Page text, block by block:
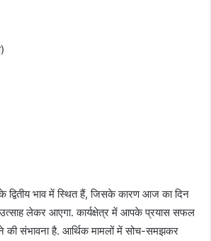
भाव में स्थित हैं, जिसके कारण आज का दिन
लेकर आएगा. कार्यक्षेत्र में आपके प्रयास सफल
की संभावना है. आर्थिक मामलों में सोच-समझकर